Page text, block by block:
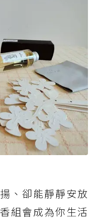
、卻能靜靜安放
組會成為你生活